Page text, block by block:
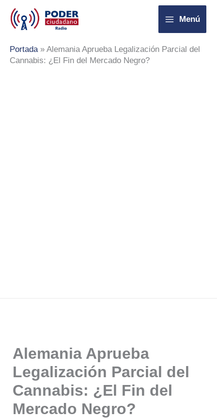
contenido
Menú
Portada» Alemania Aprueba Legalización Parcial del
Cannabis: ¿El Fin del Mercado Negro?
Alemania Aprueba
Legalización Parcial del
Cannabis: ¿El Fin del
Mercado Negro?